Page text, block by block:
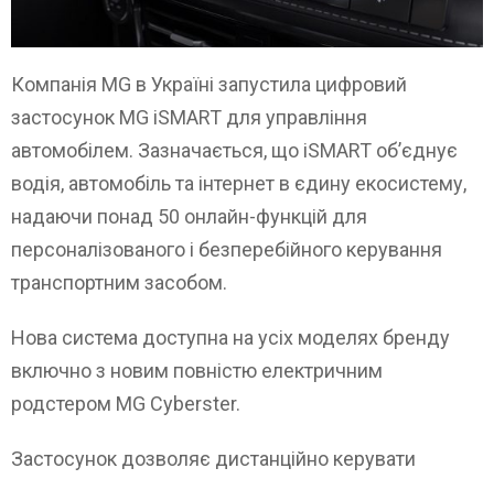
Компанія MG в Україні запустила цифровий
застосунок MG iSMART для управління
автомобілем. Зазначається, що iSMART об’єднує
водія, автомобіль та інтернет в єдину екосистему,
надаючи понад 50 онлайн-функцій для
персоналізованого і безперебійного керування
транспортним засобом.
Нова система доступна на усіх моделях бренду
включно з новим повністю електричним
родстером MG Cyberster.
Застосунок дозволяє дистанційно керувати